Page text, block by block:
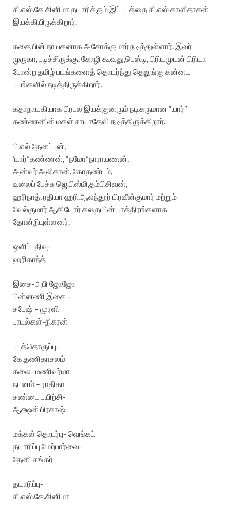
சி.எஸ்.கே சினிமா தயாரிக்கும் இப்படத்தை சி.எஸ் காளிதாசன்
இயக்கியிருக்கிறார்.
கதையின் நாயகனாக அசோக்குமார் நடித்துள்ளார். இவர்
முருகா, புடிச்சிருக்கு, கோழி கூவுது,பெஸ்டி, பிரியமுடன் பிரியா
போன்ற தமிழ் படங்களைத் தொடர்ந்து தெலுங்கு கன்னட
படங்களில் நடித்திருக்கிறார்.
கதாநாயகியாக பிரபல இயக்குனரும் நடிகருமான “யார்”
கண்ணனின் மகள் சாயாதேவி நடித்திருக்கிறார்.
பி.எல் தேனப்பன்,
‘யார்”கண்ணன், “நமோ”நாராயணன்,
அன்வர் அலிகான், கோதண்டம்,
வலைப் பேச்சு ஜெ.பிஸ்மி,தம்பிசிவன்,
ஹரிநாத், ரதியா ஹரி,ஆலந்தூர் பிரவீன்குமார் மற்றும்
வேல்குமார் ஆகியோர் கதையின் பாத்திரங்களாக
தோன்றியுள்ளனர்.
ஒளிப்பதிவு-
ஹரிகாந்த்
இசை-அபி ஜோஜோ
பின்னணி இசை –
சபேஷ் – முரளி
பாடல்கள்-நிகரன்
படத்தொகுப்பு-
கே.தணிகாசலம்
கலை- மணிவர்மா
நடனம் – ராதிகா
சண்டை பயிற்சி-
ஆக்ஷன் பிரகாஷ்
மக்கள் தொடர்பு- வெங்கட்
தயாரிப்பு மேற்பார்வை-
தேனி சங்கர்
தயாரிப்பு-
சி.எஸ்.கே.சினிமா